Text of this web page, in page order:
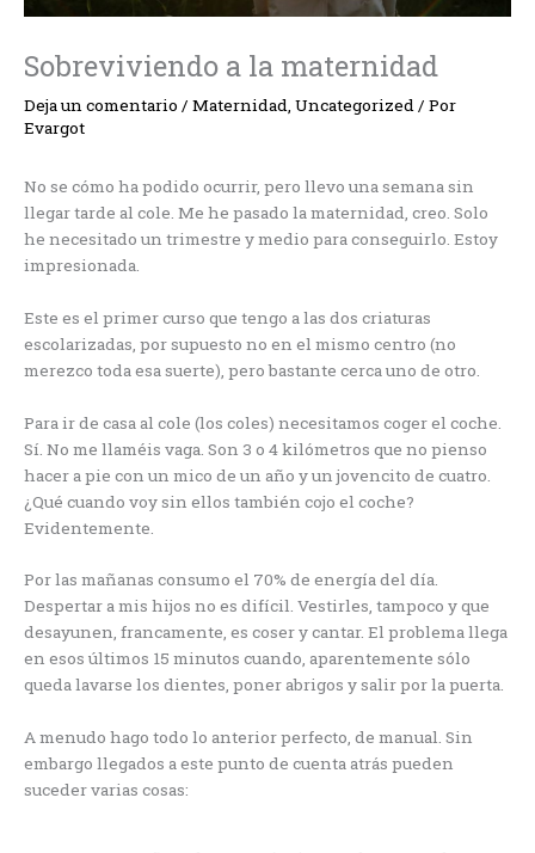
Sobreviviendo a la maternidad
Deja un comentario / Maternidad, Uncategorized/ Por
Evargot
No se cómo ha podido ocurrir, pero llevo una semana sin
llegar tarde al cole. Me he pasado la maternidad, creo. Solo
he necesitado un trimestre y medio para conseguirlo. Estoy
impresionada.
Este es el primer curso que tengo a las dos criaturas
escolarizadas, por supuesto no en el mismo centro (no
merezco toda esa suerte), pero bastante cerca uno de otro.
Para ir de casa al cole (los coles) necesitamos coger el coche.
Sí. No me llaméis vaga. Son 3 o 4 kilómetros que no pienso
hacer a pie con un mico de un año y un jovencito de cuatro.
¿Qué cuando voy sin ellos también cojo el coche?
Evidentemente.
Por las mañanas consumo el 70% de energía del día.
Despertar a mis hijos no es difícil. Vestirles, tampoco y que
desayunen, francamente, es coser y cantar. El problema llega
en esos últimos 15 minutos cuando, aparentemente sólo
queda lavarse los dientes, poner abrigos y salir por la puerta.
A menudo hago todo lo anterior perfecto, de manual. Sin
embargo llegados a este punto de cuenta atrás pueden
suceder varias cosas: